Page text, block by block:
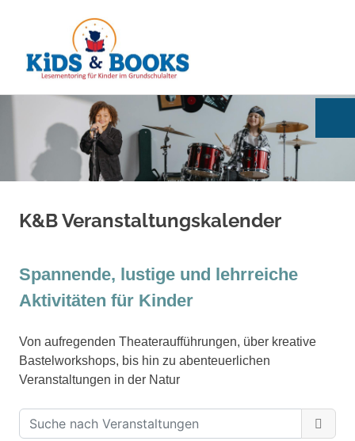
Books
K&B Veranstaltungskalender
Spannende, lustige und lehrreiche
Aktivitäten für Kinder
Von aufregenden Theateraufführungen, über kreative
Bastelworkshops, bis hin zu abenteuerlichen
Veranstaltungen in der Natur